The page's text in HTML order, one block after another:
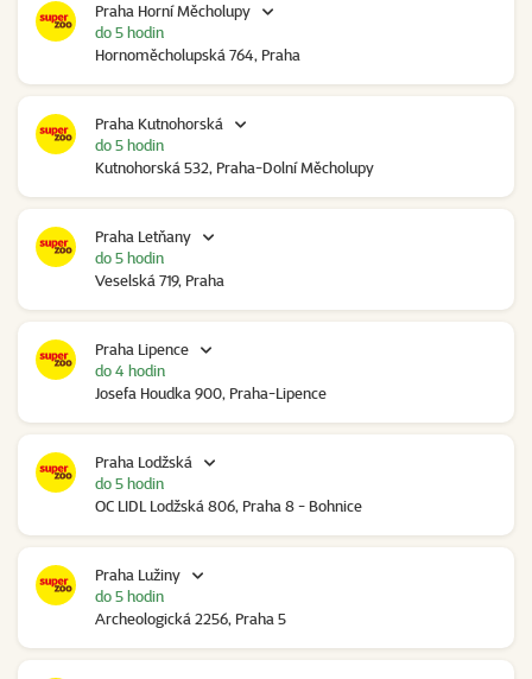
Praha Horní Měcholupy
Hornoměcholupská 764, Praha
do 5 hodin
Praha Kutnohorská
Kutnohorská 532, Praha-Dolní Měcholupy
do 5 hodin
Praha Letňany
Veselská 719, Praha
do 5 hodin
Praha Lipence
Josefa Houdka 900, Praha-Lipence
do 4 hodin
Praha Lodžská
OC LIDL Lodžská 806, Praha 8 - Bohnice
do 5 hodin
Praha Lužiny
Archeologická 2256, Praha 5
do 5 hodin